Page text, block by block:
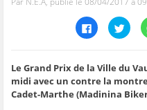
C
l
e
z
p
o
u
C
l
e
z
p
o
u
Le Grand Prix de la Ville du
midi avec un contre la
Cadet-Marthe (Madinina